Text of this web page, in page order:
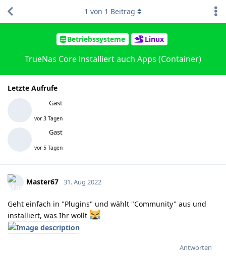
Betriebssysteme Linux
TrueNas Core installiert auch Apps (Container)
Letzte Aufrufe
Gast
vor 3 Tagen
Gast
vor 5 Tagen
1 von 1 Beitrag
Master67 31. Aug 2022
Geht einfach in "Plugins" und wählt "Community" aus und
installiert, was Ihr wollt
Antworten